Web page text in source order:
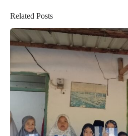
Related Posts